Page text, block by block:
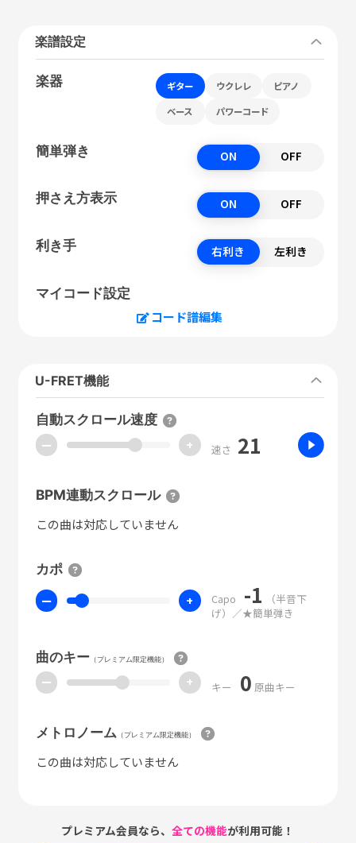
楽譜設定
楽器 ギター ウクレレ ピアノ
ベース パワーコード
簡単弾き ON OFF
押さえ方表示 ON OFF
利き手 右利き 左利き
マイコード設定
コード譜編集
U-FRET機能
自動スクロール速度
ー + 速さ 21
BPM連動スクロール
この曲は対応していません
カポ
ー + Capo -1
（半音下
げ）／★簡単弾き
曲のキー（プレミアム限定機能）
ー + キー 0 原曲キー
メトロノーム （プレミアム限定機能）
この曲は対応していません
プレミアム会員なら、全ての機能が利用可能！